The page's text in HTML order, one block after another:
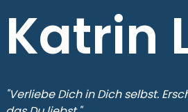
Katrin
"Verliebe Dich in Dich selbst.